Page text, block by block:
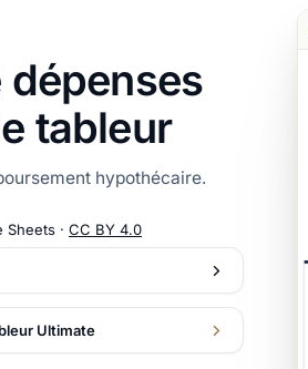
dépenses
tableur
hypothécaire.
· CC BY 4.0
Ultimate